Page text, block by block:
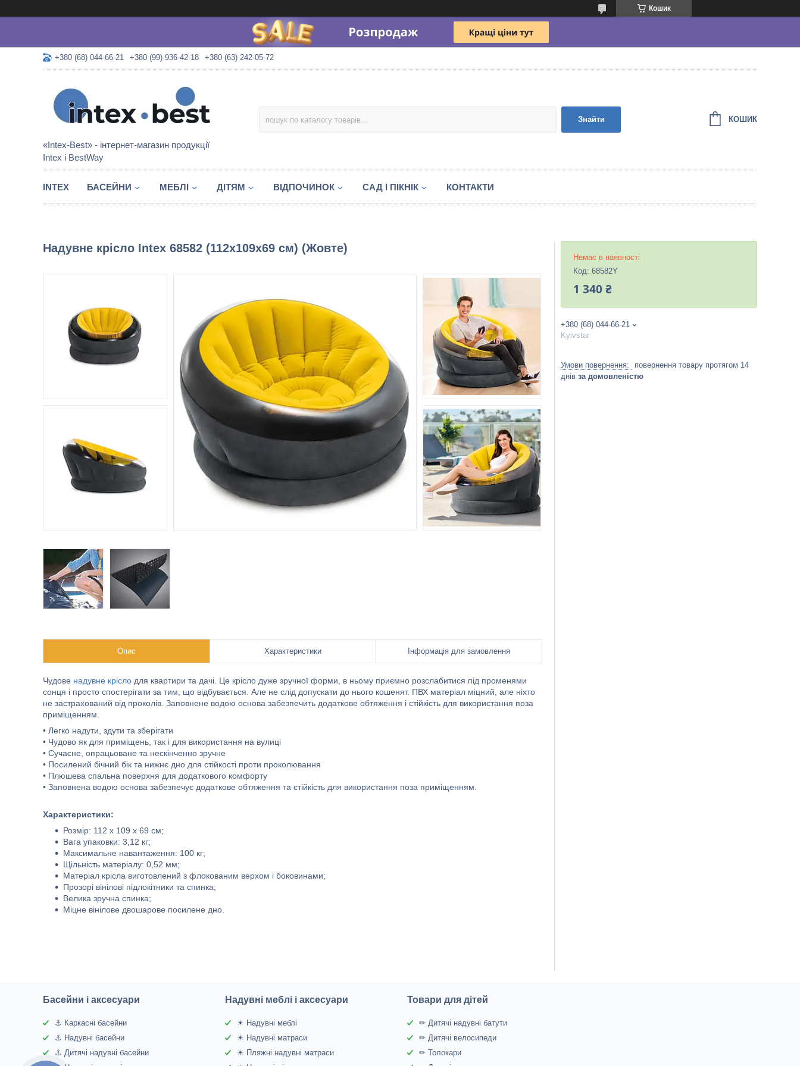
Кошик
+380 (68) 044-66-21 +380 (99) 936-42-18 +380 (63) 242-05-72
«Intex-Best» - інтернет-магазин продукції
Intex і BestWay
Знайти КОШИК
INTEX БАСЕЙНИ МЕБЛІ ДІТЯМ ВІДПОЧИНОК САД І ПІКНІК КОНТАКТИ
Надувне крісло Intex 68582 (112х109х69 см) (Жовте)
Опис Характеристики Інформація для замовлення
Чудове надувне крісло для квартири та дачі. Це крісло дуже зручної форми, в ньому приємно розслабитися під променями
сонця і просто спостерігати за тим, що відбувається. Але не слід допускати до нього кошенят. ПВХ матеріал міцний, але ніхто
не застрахований від проколів. Заповнене водою основа забезпечить додаткове обтяження і стійкість для використання поза
приміщенням.
• Легко надути, здути та зберігати
• Чудово як для приміщень, так і для використання на вулиці
• Сучасне, опрацьоване та нескінченно зручне
• Посилений бічний бік та нижнє дно для стійкості проти проколювання
• Плюшева спальна поверхня для додаткового комфорту
• Заповнена водою основа забезпечує додаткове обтяження та стійкість для використання поза приміщенням.
Характеристики:
Розмір: 112 x 109 x 69 см;
Вага упаковки: 3,12 кг;
Максимальне навантаження: 100 кг;
Щільність матеріалу: 0,52 мм;
Матеріал крісла виготовлений з флокованим верхом і боковинами;
Прозорі вінілові підлокітники та спинка;
Велика зручна спинка;
Міцне вінілове двошарове посилене дно.
Немає в наявності
Код: 68582Y
1 340 ₴
+380 (68) 044-66-21
Kyivstar
повернення товару протягом 14
днів за домовленістю
Басейни і аксесуари
⚓ Каркасні басейни
⚓ Надувні басейни
⚓ Дитячі надувні басейни
Надувні меблі і аксесуари
☀ Надувні меблі
☀ Надувні матраси
☀ Пляжні надувні матраси
Товари для дітей
✏ Дитячі надувні батути
✏ Дитячі велосипеди
✏ Толокари